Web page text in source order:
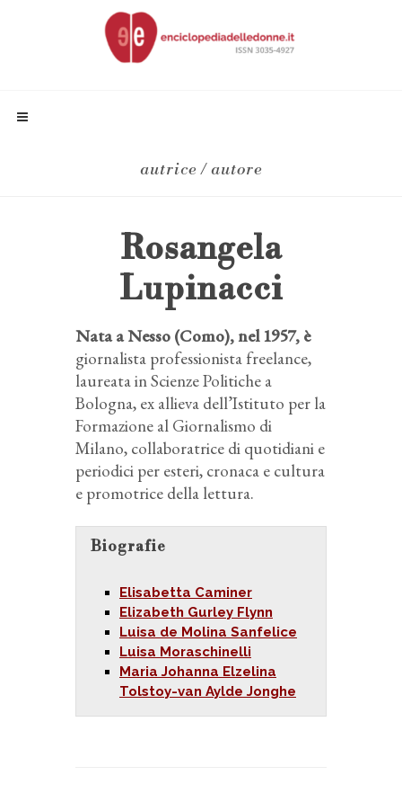
autrice / autore
Rosangela
Lupinacci
Nata a Nesso (Como), nel 1957, è
giornalista professionista freelance,
laureata in Scienze Politiche a
Bologna, ex allieva dell’Istituto per la
Formazione al Giornalismo di
Milano, collaboratrice di quotidiani e
periodici per esteri, cronaca e cultura
e promotrice della lettura.
Biografie
Elisabetta Caminer
Elizabeth Gurley Flynn
Luisa de Molina Sanfelice
Luisa Moraschinelli
Maria Johanna Elzelina
Tolstoy-van Aylde Jonghe